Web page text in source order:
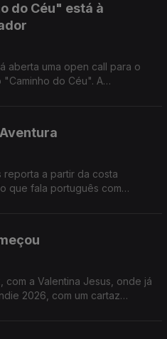
do Céu" está à
aberta uma open call para o
do Céu". A
a partir da costa
que fala português com
com a Valentina Jesus, onde já
2026, com um cartaz